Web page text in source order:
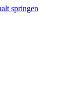
springen